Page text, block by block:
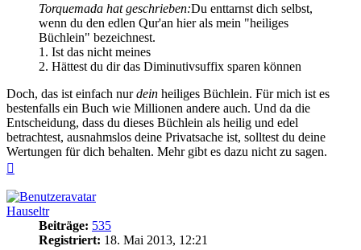
Torquemada hat geschrieben:Du enttarnst dich selbst,
wenn du den edlen Qur'an hier als mein "heiliges
Büchlein" bezeichnest.
1. Ist das nicht meines
2. Hättest du dir das Diminutivsuffix sparen können
Doch, das ist einfach nurdein heiliges Büchlein. Für mich ist es
bestenfalls ein Buch wie Millionen andere auch. Und da die
Entscheidung, dass du dieses Büchlein als heilig und edel
betrachtest, ausnahmslos deine Privatsache ist, solltest du deine
Wertungen für dich behalten. Mehr gibt es dazu nicht zu sagen.
Hauseltr
Beiträge: 535
Registriert: 18. Mai 2013, 12:21